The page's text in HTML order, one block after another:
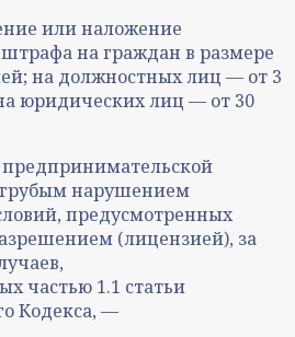
или наложение
на граждан в размере
на должностных лиц — от 3
юридических лиц — от 30
грубым нарушением
предусмотренных
(лицензией), за
частью 1.1 статьи
Кодекса, —